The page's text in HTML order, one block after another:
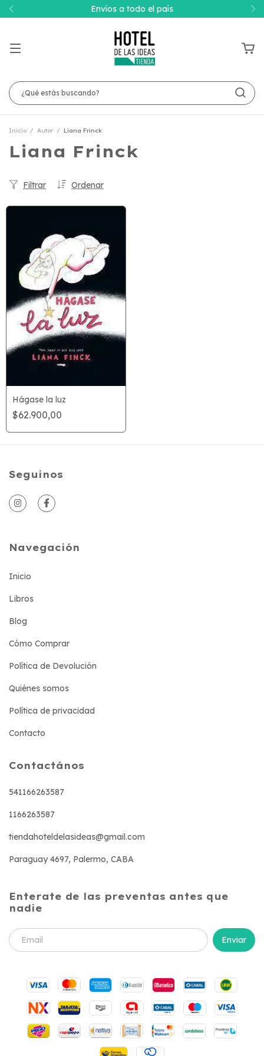
Envíos a todo el país
Inicio / Autor / Liana Frinck
Liana Frinck
Ordenar
Filtrar
Hágase la luz
$62.900,00
Seguinos
Navegación
Inicio
Libros
Blog
Cómo Comprar
Política de Devolución
Quiénes somos
Política de privacidad
Contacto
Contactános
541166263587
1166263587
tiendahoteldelasideas@gmail.com
Paraguay 4697, Palermo, CABA
Enterate de las preventas antes que
nadie